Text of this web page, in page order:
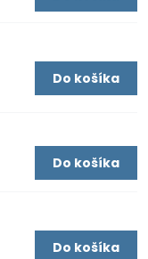
Do košíka
Do košíka
Do košíka